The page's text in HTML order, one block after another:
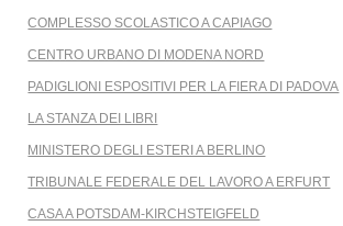
COMPLESSO SCOLASTICO A CAPIAGO
CENTRO URBANO DI MODENA NORD
PADIGLIONI ESPOSITIVI PER LA FIERA DI PADOVA
LA STANZA DEI LIBRI
MINISTERO DEGLI ESTERI A BERLINO
TRIBUNALE FEDERALE DEL LAVORO A ERFURT
CASA A POTSDAM-KIRCHSTEIGFELD